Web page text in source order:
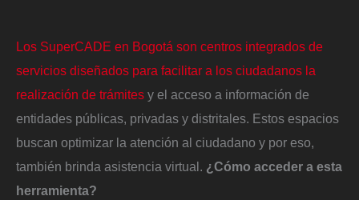
Los SuperCADE en Bogotá son centros integrados de
servicios diseñados para facilitar a los ciudadanos la
realización de trámites y el acceso a información de
entidades públicas, privadas y distritales. Estos espacios
buscan optimizar la atención al ciudadano y por eso,
también brinda asistencia virtual. ¿Cómo acceder a esta
herramienta?